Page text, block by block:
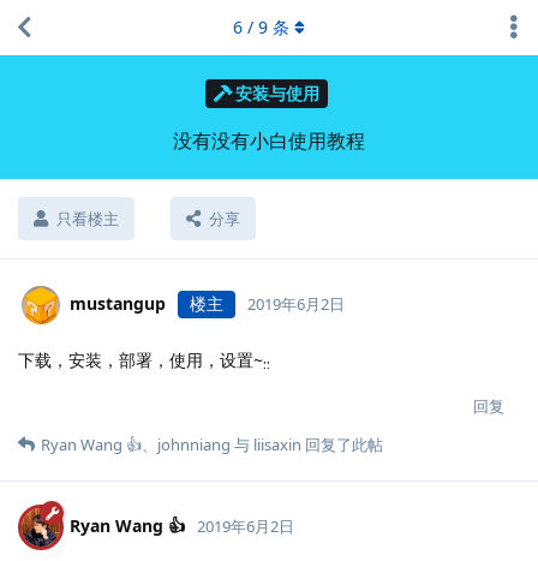
安装与使用
没有没有小白使用教程
只看楼主 分享
6 / 9 条
mustangup 楼主 2019年6月2日
下载，安装，部署，使用，设置~::
回复
Ryan Wang 👍、 johnniang 与 liisaxin 回复了此帖
Ryan Wang 👍 2019年6月2日